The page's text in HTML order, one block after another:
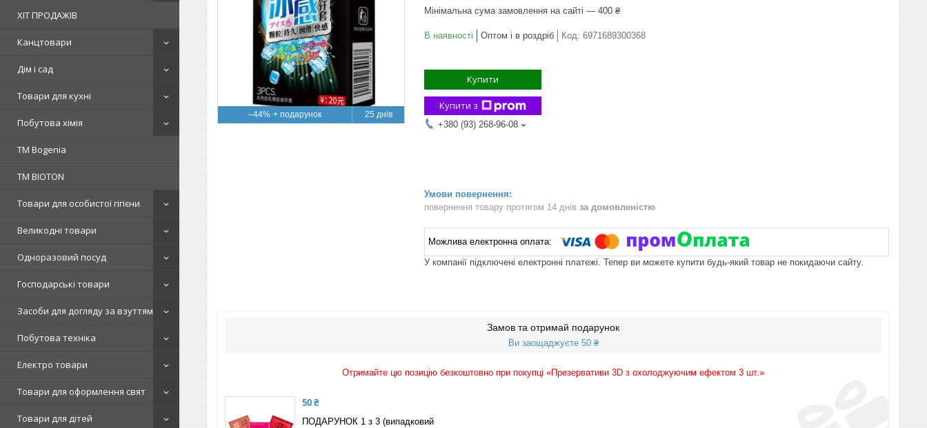
ХІТ ПРОДАЖІВ
Канцтовари
Дім і сад
Товари для кухні
Побутова хімія
ТМ Bogenia
ТМ BIOTON
Товари для особистої гігієни
Великодні товари
Одноразовий посуд
Господарські товари
Засоби для догляду за взуттям
Побутова техніка
Електро товари
Товари для оформлення свят
Товари для дітей
–44% 25 днів
Мінімальна сума замовлення на сайті — 400 ₴
В наявності Оптом і в роздріб Код: 6971689300368
Купити
Купити з
+380 (93) 268-96-08
повернення товару протягом 14 днів за домовленістю
У компанії підключені електронні платежі. Тепер ви можете купити будь-який товар не покидаючи сайту.
Замов та отримай подарунок
Ви заощаджуєте 50 ₴
Отримайте цю позицію безкоштовно при покупці «Презервативи 3D з охолоджуючим ефектом 3 шт.»
50 ₴
ПОДАРУНОК 1 з 3 (випадковий